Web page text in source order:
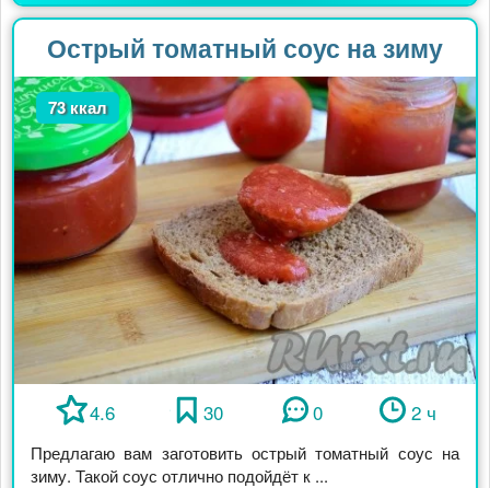
Острый томатный соус на зиму
73 ккал
4.6 30 0 2 ч
Предлагаю вам заготовить острый томатный соус на
зиму. Такой соус отлично подойдёт к ...